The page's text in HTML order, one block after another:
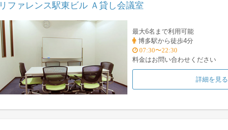
リファレンス駅東ビル Ａ貸し会議室
最大6名まで利用可能
博多駅から徒歩4分
07:30〜22:30
料金はお問い合わせください
詳細を見る